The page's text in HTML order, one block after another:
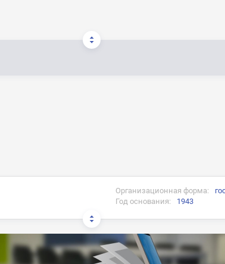
Организационная форма:
Год основания: 1943
о среднем профессиональном образовании